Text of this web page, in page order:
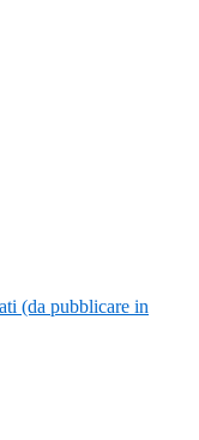
(da pubblicare in